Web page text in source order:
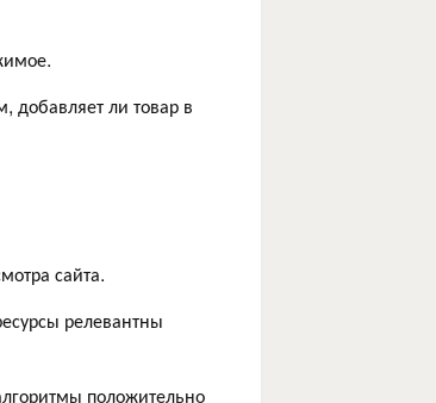
добавляет ли товар в
сайта.
релевантны
положительно